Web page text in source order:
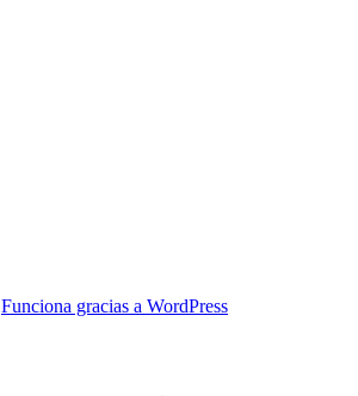
Funciona gracias a WordPress